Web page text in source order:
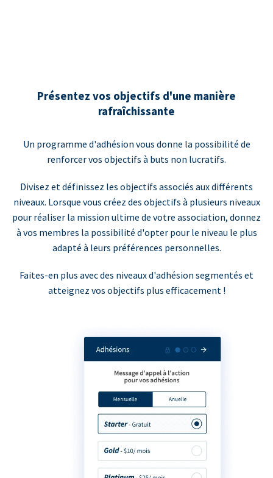
Présentez vos objectifs d'une manière
rafraîchissante
Un programme d'adhésion vous donne la possibilité de
renforcer vos objectifs à buts non lucratifs.
Divisez et définissez les objectifs associés aux différents
niveaux. Lorsque vous créez des objectifs à plusieurs niveaux
pour réaliser la mission ultime de votre association, donnez
à vos membres la possibilité d'opter pour le niveau le plus
adapté à leurs préférences personnelles.
Faites-en plus avec des niveaux d'adhésion segmentés et
atteignez vos objectifs plus efficacement !